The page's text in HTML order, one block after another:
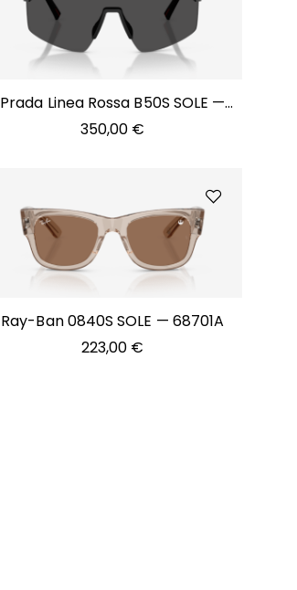
Prada Linea Rossa B50S SOLE —
1BO06F
350,00 €
Ray-Ban 0840S SOLE — 68701A
223,00 €